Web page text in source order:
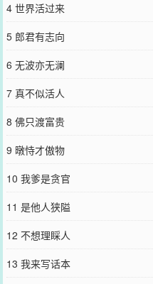
4 世界活过来
5 郎君有志向
6 无波亦无澜
7 真不似活人
8 佛只渡富贵
9 暾恃才傲物
10 我爹是贪官
11 是他人狭隘
12 不想理睬人
13 我来写话本